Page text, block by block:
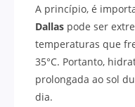
A princípio, é
Dallas pode ser
temperaturas que
35°C. Portanto,
prolongada ao sol
dia.